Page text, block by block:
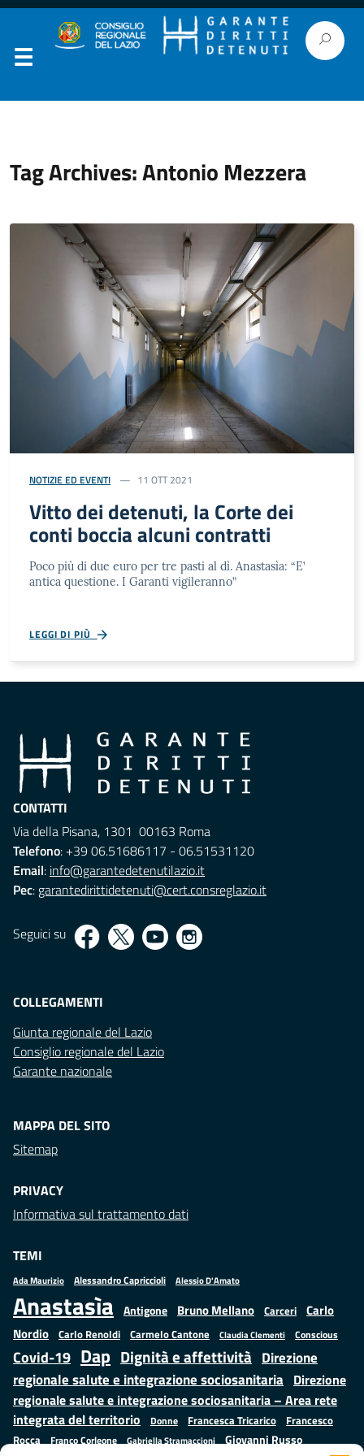
Tag Archives: Antonio Mezzera
NOTIZIE ED EVENTI 11 OTT 2021
Vitto dei detenuti, la Corte dei
conti boccia alcuni contratti
Poco più di due euro per tre pasti al dì. Anastasìa: “E’
antica questione. I Garanti vigileranno”
LEGGI DI PIÙ
CONTATTI
Via della Pisana, 1301 00163 Roma
Telefono: +39 06.51686117 - 06.51531120
Email: info@garantedetenutilazio.it
Pec: garantedirittidetenuti@cert.consreglazio.it
Seguici su
COLLEGAMENTI
Giunta regionale del Lazio
Consiglio regionale del Lazio
Garante nazionale
MAPPA DEL SITO
Sitemap
PRIVACY
Informativa sul trattamento dati
TEMI
Ada Maurizio Alessandro Capriccioli Alessio D'Amato
Anastasìa Antigone Bruno Mellano Carceri
Carlo
Nordio Carlo Renoldi Carmelo Cantone Claudia Clementi Conscious
Covid-19 Dap Dignità e affettività Direzione
regionale salute e integrazione sociosanitaria Direzione
regionale salute e integrazione sociosanitaria – Area rete
integrata del territorio
Donne Francesca Tricarico
Francesco
Rocca
Franco Corleone Gabriella Stramaccioni Giovanni Russo